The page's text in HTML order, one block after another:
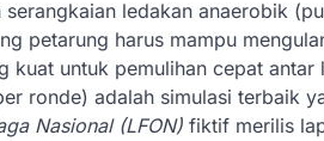
ledakan anaerobik
petarung harus mampu
kuat untuk pemulihan cepat antar
ronde) adalah simulasi terbaik
Nasional (LFON) fiktif merilis